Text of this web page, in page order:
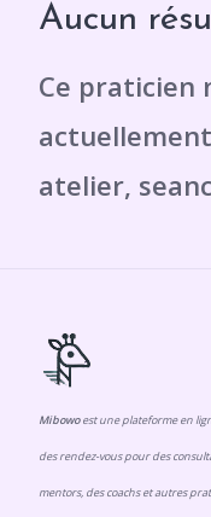
Aucun
Mibowoest une plateforme en
des rendez-vous pour des
mentors, des coachs et autres